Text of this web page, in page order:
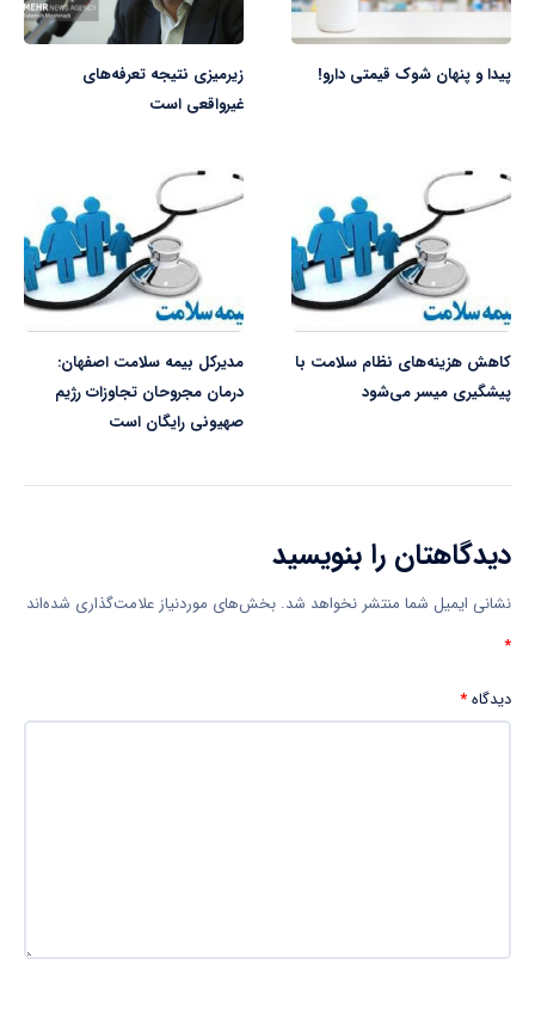
پیدا و پنهان شوک قیمتی دارو!
زیرمیزی نتیجه تعرفه‌های
غیرواقعی است
کاهش هزینه‌های نظام سلامت با
پیشگیری میسر می‌شود
مدیرکل بیمه سلامت اصفهان:
درمان مجروحان تجاوزات رژیم
صهیونی رایگان است
دیدگاهتان را بنویسید
نشانی ایمیل شما منتشر نخواهد شد. بخش‌های موردنیاز علامت‌گذاری شده‌اند
*
دیدگاه*